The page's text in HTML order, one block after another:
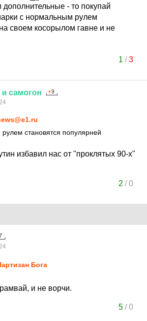
- то покупай
с нормальным рулем
своем косорылом гавне и не
1 /3
и самогон
становятся популярней
избавил нас от "проклятых 90-х"
2 /0
Бога
и не ворчи.
5/0